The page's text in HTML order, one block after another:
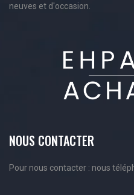
neuves et d'occasion.
NOUS CONTACTER
Pour nous contacter : nous